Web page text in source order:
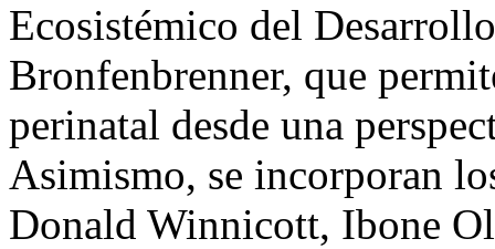
Ecosistémico del
Bronfenbrenner, que
perinatal desde una
Asimismo, se incorporan
Donald Winnicott, Ibone